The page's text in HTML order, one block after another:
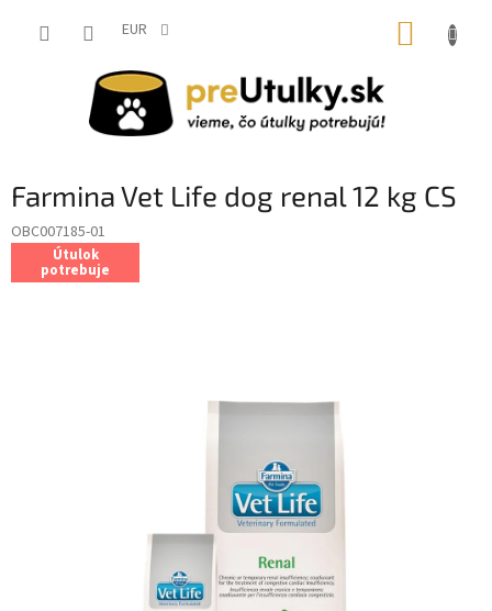
EUR
Farmina Vet Life dog renal 12 kg CS
OBC007185-01
Útulok
potrebuje